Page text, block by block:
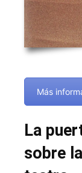
Más
La
sobre